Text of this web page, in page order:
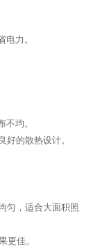
力。
均。
好的散热设计。
匀，适合大面积照
更佳。